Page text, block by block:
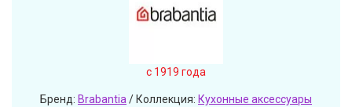
c 1919 года
Бренд: Brabantia/ Коллекция: Кухонные аксессуары